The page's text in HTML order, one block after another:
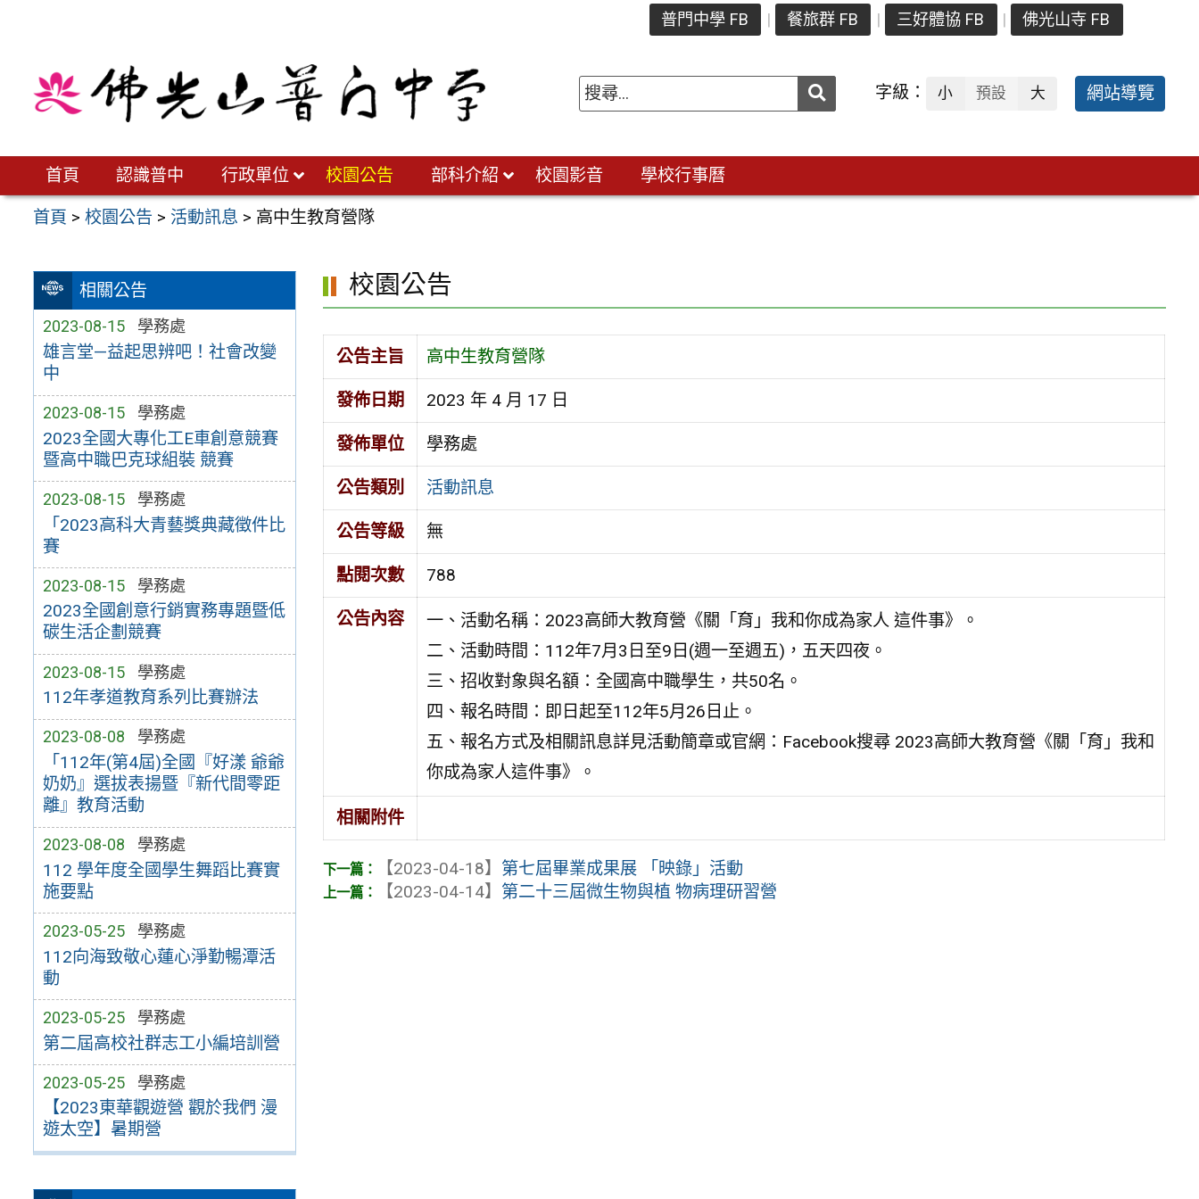
普門中學 FB 餐旅群 FB 三好體協 FB 佛光山寺 FB
送出 字級： 小 預設 大 網站導覽
首頁 認識普中 行政單位 校園公告 部科介紹 校園影音 學校行事曆
首頁 >校園公告 > 活動訊息 > 高中生教育營隊
相關公告
2023-08-15 學務處
雄言堂—益起思辨吧！社會改變
中
2023-08-15 學務處
2023全國大專化工E車創意競賽
暨高中職巴克球組裝 競賽
2023-08-15 學務處
「2023高科大青藝獎典藏徵件比
賽
2023-08-15 學務處
2023全國創意行銷實務專題暨低
碳生活企劃競賽
2023-08-15 學務處
112年孝道教育系列比賽辦法
2023-08-08 學務處
「112年(第4屆)全國『好漾 爺爺
奶奶』選拔表揚暨『新代間零距
離』教育活動
2023-08-08 學務處
112 學年度全國學生舞蹈比賽實
施要點
2023-05-25 學務處
112向海致敬心蓮心淨勤暢潭活
動
2023-05-25 學務處
第二屆高校社群志工小編培訓營
2023-05-25 學務處
【2023東華觀遊營 觀於我們 漫
遊太空】暑期營
校園公告
公告主旨 高中生教育營隊
發佈日期 2023 年 4 月 17 日
發佈單位 學務處
公告類別 活動訊息
公告等級 無
點閱次數 788
公告內容
一、活動名稱：2023高師大教育營《關「育」我和你成為家人 這件事》。
二、活動時間：112年7月3日至9日(週一至週五)，五天四夜。
三、招收對象與名額：全國高中職學生，共50名。
四、報名時間：即日起至112年5月26日止。
五、報名方式及相關訊息詳見活動簡章或官網：Facebook搜尋 2023高師大教育營《關「育」我和
你成為家人這件事》。
相關附件
【2023-04-18】 第七屆畢業成果展 「映錄」活動
【2023-04-14】 第二十三屆微生物與植 物病理研習營